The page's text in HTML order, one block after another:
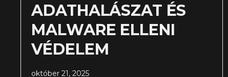
ADATHALÁSZAT ÉS
MALWARE ELLENI
VÉDELEM
október 21, 2025